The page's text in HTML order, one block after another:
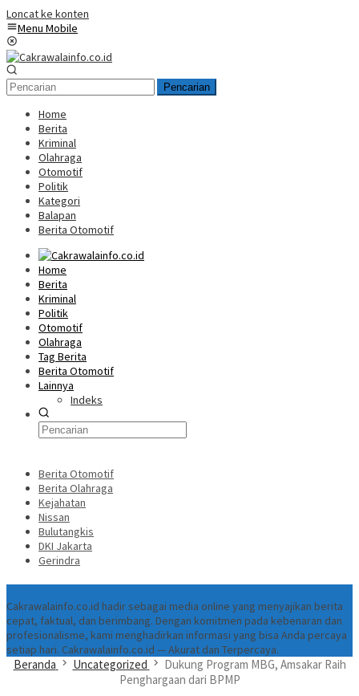
Loncat ke konten
Menu Mobile
Pencarian
Home
Berita
Kriminal
Olahraga
Otomotif
Politik
Kategori
Balapan
Berita Otomotif
Home
Berita
Kriminal
Politik
Otomotif
Olahraga
Tag Berita
Berita Otomotif
Lainnya
Indeks
Berita Otomotif
Berita Olahraga
Kejahatan
Nissan
Bulutangkis
DKI Jakarta
Gerindra
Cakrawalainfo.co.id hadir sebagai media online yang menyajikan berita
cepat, faktual, dan berimbang. Dengan komitmen pada kebenaran dan
profesionalisme, kami menghadirkan informasi yang bisa Anda percaya
setiap hari. Cakrawalainfo.co.id — Akurat dan Terpercaya.
Beranda Uncategorized
Dukung Program MBG, Amsakar Raih
Penghargaan dari BPMP